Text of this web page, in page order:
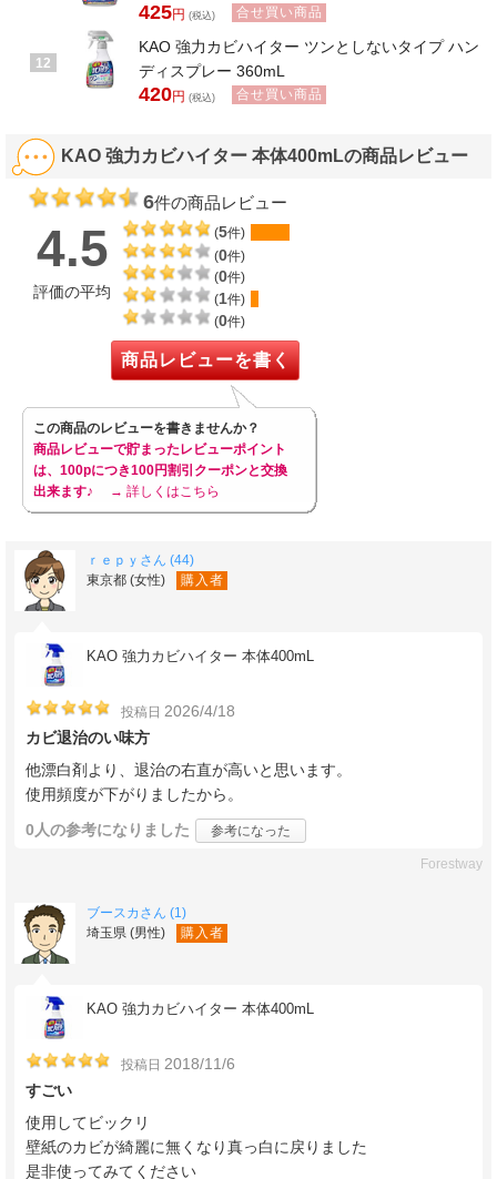
425円 (税込) 合せ買い商品
12
KAO 強力カビハイター ツンとしないタイプ ハン
ディスプレー 360mL
420円 (税込) 合せ買い商品
KAO 強力カビハイター 本体400mLの商品レビュー
6件の商品レビュー
4.5
評価の平均
(5件)
(0件)
(0件)
(1件)
(0件)
商品レビューを書く
この商品のレビューを書きませんか？
商品レビューで貯まったレビューポイント
は、100pにつき100円割引クーポンと交換
出来ます♪
→ 詳しくはこちら
ｒｅｐｙさん (44)
東京都 (女性)
購入者
KAO 強力カビハイター 本体400mL
投稿日 2026/4/18
カビ退治のい味方
他漂白剤より、退治の右直が高いと思います。
使用頻度が下がりましたから。
0人の参考になりました 参考になった
Forestway
ブースカさん (1)
埼玉県 (男性)
購入者
KAO 強力カビハイター 本体400mL
投稿日 2018/11/6
すごい
使用してビックリ
壁紙のカビが綺麗に無くなり真っ白に戻りました
是非使ってみてください